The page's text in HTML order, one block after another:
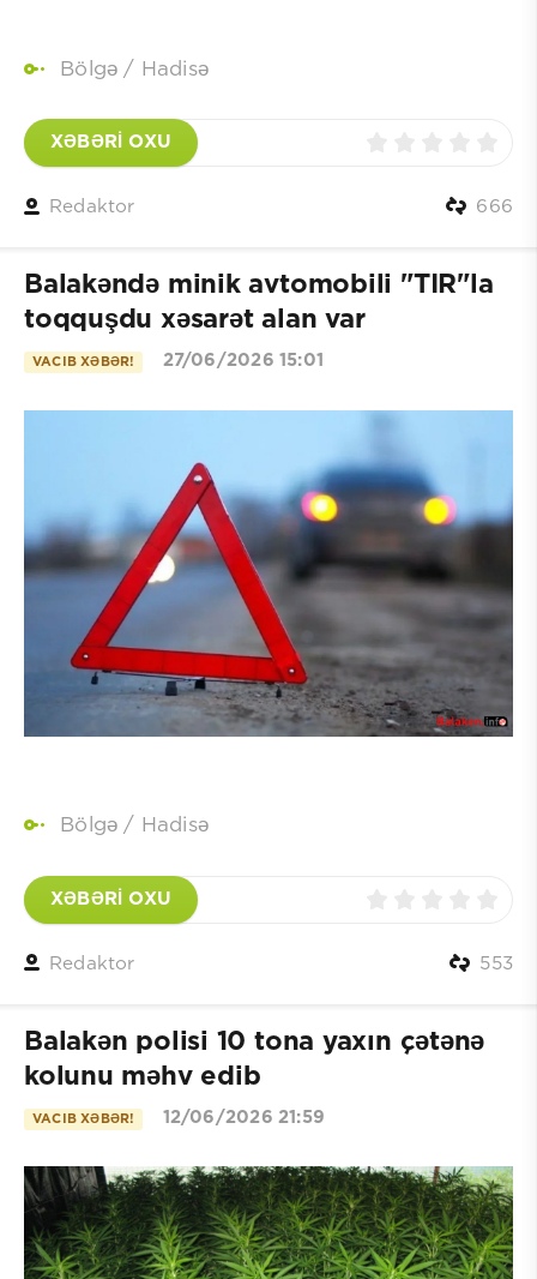
Bölgə / Hadisə
XƏBƏRİ OXU
Redaktor 666
Balakəndə minik avtomobili "TIR"la
toqquşdu xəsarət alan var
VACIB XƏBƏR! 27/06/2026 15:01
Bölgə / Hadisə
XƏBƏRİ OXU
Redaktor 553
Balakən polisi 10 tona yaxın çətənə
kolunu məhv edib
VACIB XƏBƏR! 12/06/2026 21:59